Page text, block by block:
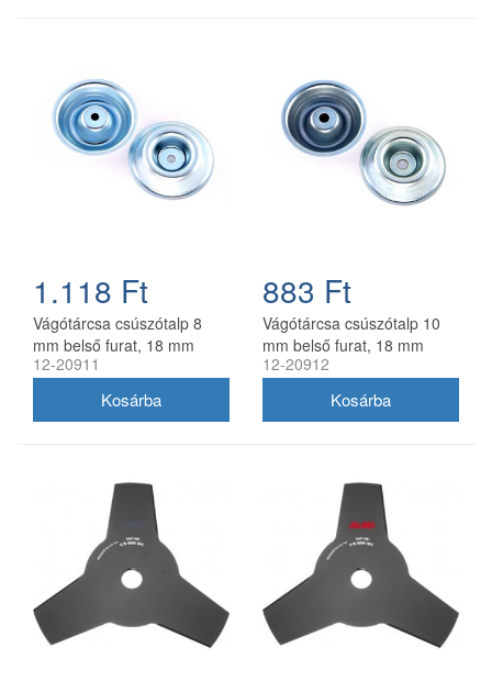
1.118 Ft
Vágótárcsa csúszótalp 8
mm belső furat, 18 mm
magas, utángyártott
12-20911
883 Ft
Vágótárcsa csúszótalp 10
mm belső furat, 18 mm
magas, univerzális
12-20912